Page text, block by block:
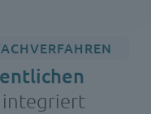
integriert